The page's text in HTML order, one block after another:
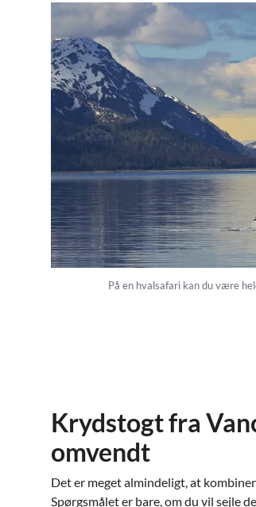
På en hvalsafari kan du være
Krydstogt fra
omvendt
Det er meget almindeligt, at
Spørgsmålet er bare, om du vil sejle